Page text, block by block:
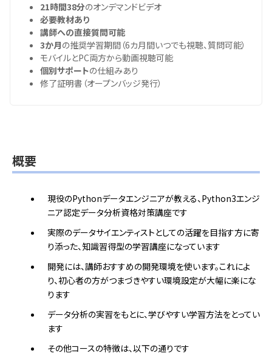
21時間38分のオンデマンドビデオ
必要教材あり
講師への直接質問可能
3か月の推奨学習期間（6カ月間いつでも視聴、質問可能）
モバイルとPC両方から動画視聴可能
個別サポートの仕組みあり
修了証明書（オープンバッジ発行）
概要
現役のPythonデータエンジニアが教える、Python3エンジ
ニア認定データ分析資格対策講座です
実際のデータサイエンティストとしての活躍を目指す方に寄
り添った、知識習得型の学習講座になっています
開発には、講師おすすめの開発環境を使います。これによ
り、初心者の方がつまづきやすい環境設定が大幅に楽にな
ります
データ分析の実習をもとに、学びやすい学習方法をとってい
ます
その他コースの特徴は、以下の通りです